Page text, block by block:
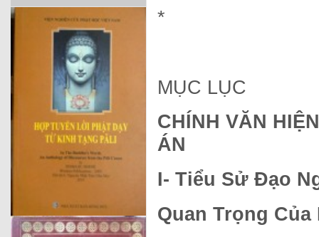
*
MỤC LỤC
CHÍNH VĂN
I- Tiểu Sử Đạo
Quan Trọng